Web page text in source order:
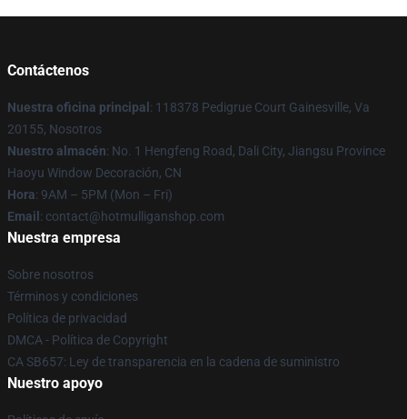
Contáctenos
Nuestra oficina principal : 118378 Pedigrue Court Gainesville, Va
20155, Nosotros
Nuestro almacén: No. 1 Hengfeng Road, Dali City, Jiangsu Province
Haoyu Window Decoración, CN
Hora: 9AM – 5PM (Mon – Fri)
Email : contact@hotmulliganshop.com
Nuestra empresa
Sobre nosotros
Términos y condiciones
Política de privacidad
DMCA - Política de Copyright
CA SB657: Ley de transparencia en la cadena de suministro
Nuestro apoyo